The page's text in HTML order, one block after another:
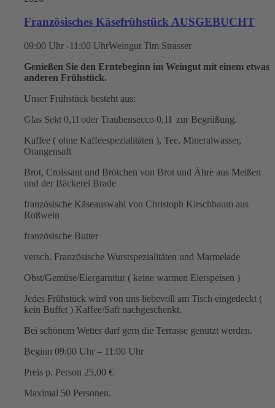
Französisches Käsefrühstück AUSGEBUCHT
09:00 Uhr -11:00 UhrWeingut Tim Strasser
Genießen Sie den Erntebeginn im Weingut mit einem etwas
anderen Frühstück.
Unser Frühstück besteht aus:
Glas Sekt 0,1l oder Traubensecco 0,1l zur Begrüßung.
Kaffee ( ohne Kaffeespezialitäten ), Tee, Mineralwasser,
Orangensaft
Brot, Croissant und Brötchen von Brot und Ähre aus Meißen
und der Bäckerei Brade
französische Käseauswahl von Christoph Kirschbaum aus
Roßwein
französische Butter
versch. Französische Wurstspezialitäten und Marmelade
Obst/Gemüse/Eiergarnitur ( keine warmen Eierspeisen )
Jedes Frühstück wird von uns liebevoll am Tisch eingedeckt (
kein Buffet ) Kaffee/Saft nachgeschenkt.
Bei schönem Wetter darf gern die Terrasse genutzt werden.
Beginn 09:00 Uhr – 11:00 Uhr
Preis p. Person 25,00 €
Maximal 50 Personen.